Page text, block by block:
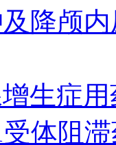
降颅
生症
体阻